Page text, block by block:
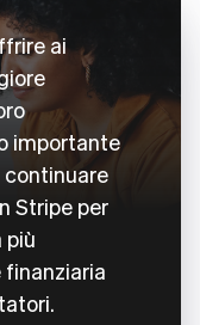
ai
importante
continuare
Stripe per
più